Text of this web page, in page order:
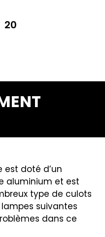
20
est doté d’un
aluminium et est
type de culots
lampes suivantes
dans ce